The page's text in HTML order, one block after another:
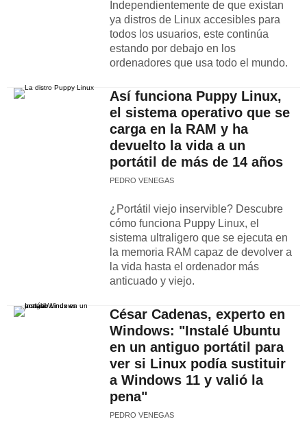
Independientemente de que existan
ya distros de Linux accesibles para
todos los usuarios, este continúa
estando por debajo en los
ordenadores que usa todo el mundo.
Así funciona Puppy Linux,
el sistema operativo que se
carga en la RAM y ha
devuelto la vida a un
portátil de más de 14 años
PEDRO VENEGAS
¿Portátil viejo inservible? Descubre
cómo funciona Puppy Linux, el
sistema ultraligero que se ejecuta en
la memoria RAM capaz de devolver a
la vida hasta el ordenador más
anticuado y viejo.
César Cadenas, experto en
Windows: "Instalé Ubuntu
en un antiguo portátil para
ver si Linux podía sustituir
a Windows 11 y valió la
pena"
PEDRO VENEGAS